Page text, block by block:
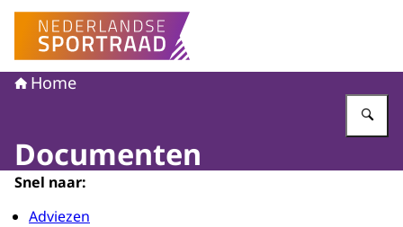
Naar de homepage van Nederlandse Sportraad
Home
Documenten
Snel naar:
Adviezen